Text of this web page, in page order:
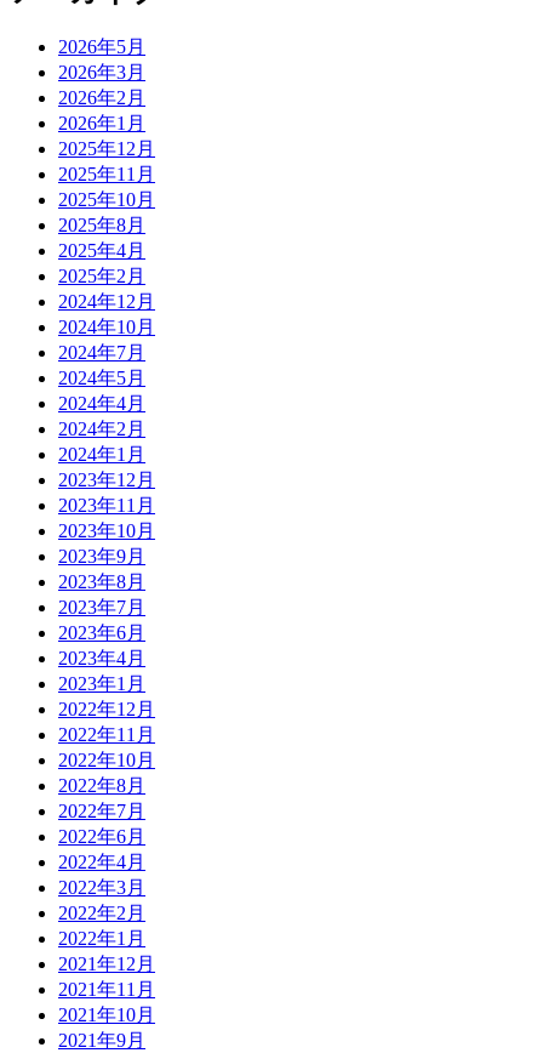
2026年5月
2026年3月
2026年2月
2026年1月
2025年12月
2025年11月
2025年10月
2025年8月
2025年4月
2025年2月
2024年12月
2024年10月
2024年7月
2024年5月
2024年4月
2024年2月
2024年1月
2023年12月
2023年11月
2023年10月
2023年9月
2023年8月
2023年7月
2023年6月
2023年4月
2023年1月
2022年12月
2022年11月
2022年10月
2022年8月
2022年7月
2022年6月
2022年4月
2022年3月
2022年2月
2022年1月
2021年12月
2021年11月
2021年10月
2021年9月